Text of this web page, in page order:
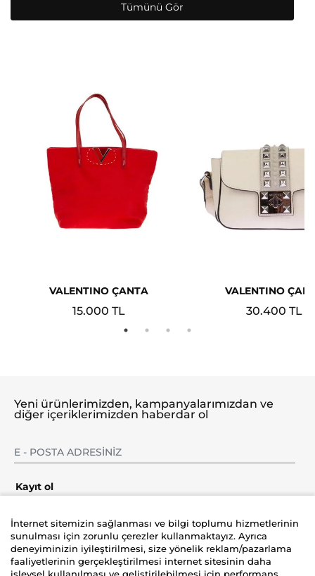
Tümünü Gör
VALENTINO ÇANTA
15.000 TL
VALENTINO
30.400 TL
Şirket
Yeni ürünlerimizden, kampanyalarımızdan ve
diğer içeriklerimizden haberdar ol
Kayıt ol
İnternet sitemizin sağlanması ve bilgi toplumu hizmetlerinin
sunulması için zorunlu çerezler kullanmaktayız. Ayrıca
deneyiminizin iyileştirilmesi, size yönelik reklam/pazarlama
faaliyetlerinin gerçekleştirilmesi internet sitesinin daha